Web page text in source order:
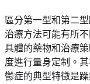
區分第一型和第二
治療方法可能有所
具體的藥物和治療
度進行量身定制。
鬱症的典型特徵是